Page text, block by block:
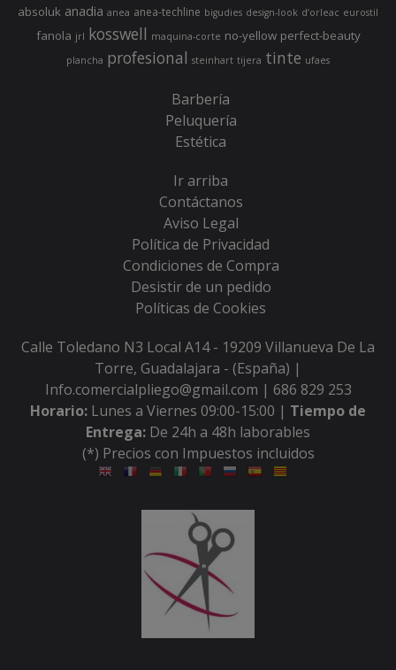
absoluk anadia anea anea-techline bigudies design-look d’orleac eurostil
fanola jrl kosswell maquina-corte no-yellow perfect-beauty
plancha profesional steinhart tijera tinte ufaes
Barbería
Peluquería
Estética
Ir arriba
Contáctanos
Aviso Legal
Política de Privacidad
Condiciones de Compra
Desistir de un pedido
Políticas de Cookies
Calle Toledano N3 Local A14 - 19209 Villanueva De La
Torre, Guadalajara - (España) |
Info.comercialpliego@gmail.com | 686 829 253
Horario: Lunes a Viernes 09:00-15:00 | Tiempo de
Entrega: De 24h a 48h laborables
(*) Precios con Impuestos incluidos